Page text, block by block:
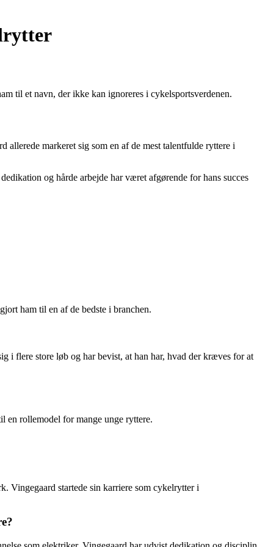
til et navn, der ikke kan ignoreres i cykelsportsverdenen.
markeret sig som en af de mest talentfulde ryttere i
og hårde arbejde har været afgørende for hans succes
ham til en af de bedste i branchen.
i flere store løb og har bevist, at han har, hvad der kræves for at
en rollemodel for mange unge ryttere.
Vingegaard startede sin karriere som cykelrytter i